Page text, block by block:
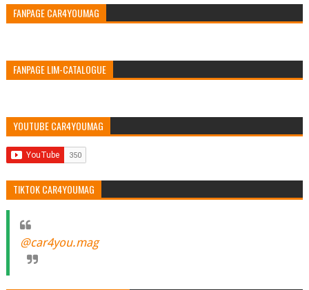
FANPAGE CAR4YOUMAG
FANPAGE LIM-CATALOGUE
YOUTUBE CAR4YOUMAG
TIKTOK CAR4YOUMAG
@car4you.mag